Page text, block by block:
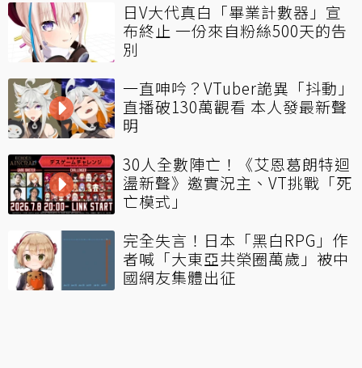
日V大代真白「畢業計數器」宣
布終止 一份來自粉絲500天的告
別
一直呻吟？VTuber詭異「抖動」
直播破130萬觀看 本人發最新聲
明
30人全數陣亡！《艾恩葛朗特迴
盪新聲》邀實況主、VT挑戰「死
亡模式」
完全失言！日本「黑白RPG」作
者喊「大東亞共榮圈萬歲」被中
國網友集體出征